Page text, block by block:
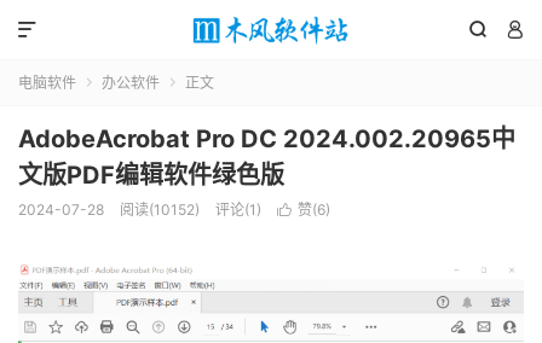
 

电脑软件  办公软件  正文
AdobeAcrobat Pro DC 2024.002.20965中
文版PDF编辑软件绿色版
2024-07-28 阅读(10152) 评论(1)  赞(6)